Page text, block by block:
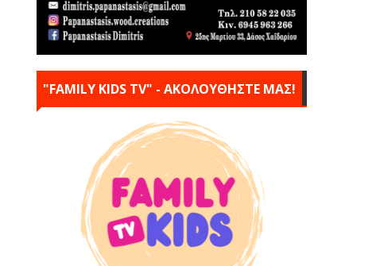
"FAMILY KIDS TV" - ΑΚΟΛΟΥΘΗΣΤΕ ΜΑΣ!